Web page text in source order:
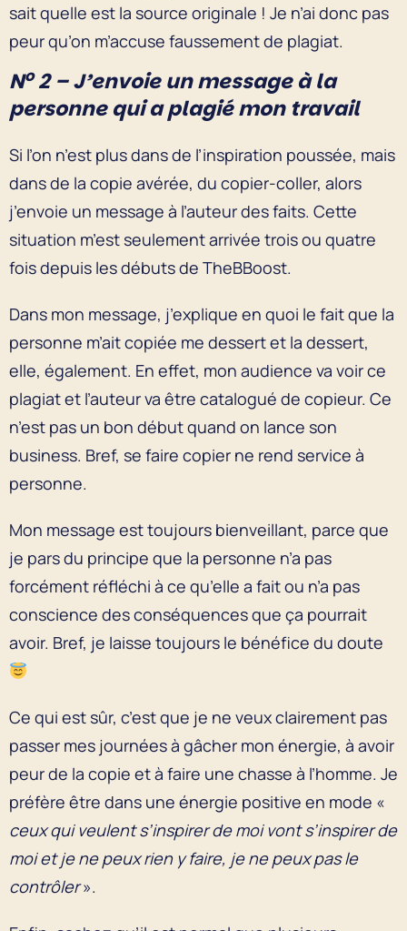
sait quelle est la source originale ! Je n’ai donc pas
peur qu’on m’accuse faussement de plagiat.
No2 – J’envoie un message à la
personne qui a plagié mon travail
Si l’on n’est plus dans de l’inspiration poussée, mais
dans de la copie avérée, du copier-coller, alors
j’envoie un message à l’auteur des faits. Cette
situation m’est seulement arrivée trois ou quatre
fois depuis les débuts de TheBBoost.
Dans mon message, j’explique en quoi le fait que la
personne m’ait copiée me dessert et la dessert,
elle, également. En effet, mon audience va voir ce
plagiat et l’auteur va être catalogué de copieur. Ce
n’est pas un bon début quand on lance son
business. Bref, se faire copier ne rend service à
personne.
Mon message est toujours bienveillant, parce que
je pars du principe que la personne n’a pas
forcément réfléchi à ce qu’elle a fait ou n’a pas
conscience des conséquences que ça pourrait
avoir. Bref, je laisse toujours le bénéfice du doute
Ce qui est sûr, c’est que je ne veux clairement pas
passer mes journées à gâcher mon énergie, à avoir
peur de la copie et à faire une chasse à l’homme. Je
préfère être dans une énergie positive en mode «
ceux qui veulent s’inspirer de moi vont s’inspirer de
moi et je ne peux rien y faire, je ne peux pas le
contrôler».